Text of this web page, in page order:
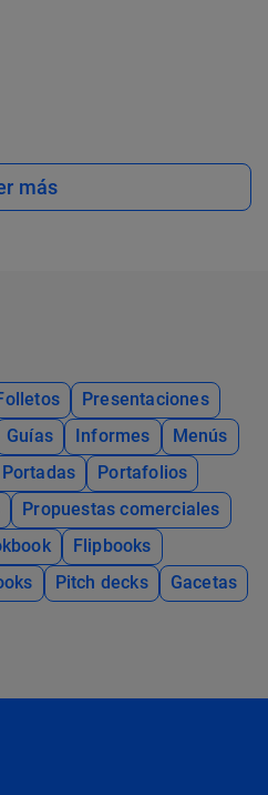
más
Presentaciones
Guías Informes
Menús
Portadas
Portafolios
Propuestas comerciales
Flipbooks
Pitch decks
Gacetas